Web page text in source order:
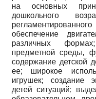
на основных
дошкольного
обеспечение
различных
предметной среды,
содержание детской
ее; широкое
игрушек; создание
детей ситуаций;